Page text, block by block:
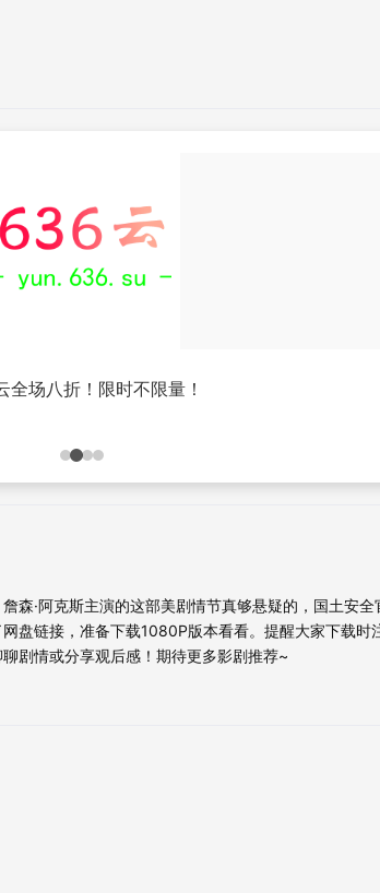
全场八折！限时不限量！
森·阿克斯主演的这部美剧情节真够悬疑的，国土安
盘链接，准备下载1080P版本看看。提醒大家下载时
剧情或分享观后感！期待更多影剧推荐~